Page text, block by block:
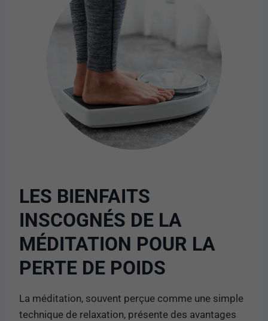
LES BIENFAITS
INSCOGNÉS DE LA
MÉDITATION POUR LA
PERTE DE POIDS
La méditation, souvent perçue comme une simple
technique de relaxation, présente des avantages